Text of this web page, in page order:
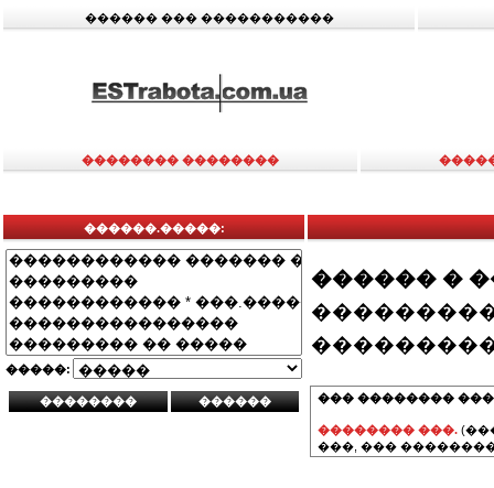
������ ��� �����������
�������� ��������
������.�����:
�����:
������ �
��� ��������
�������� ���.
���, ���